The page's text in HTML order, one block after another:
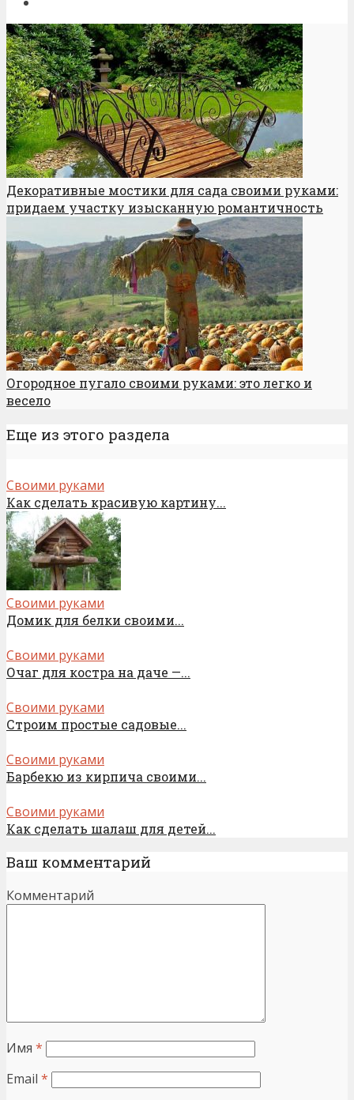
Декоративные мостики для сада своими руками:
придаем участку изысканную романтичность
Огородное пугало своими руками: это легко и
весело
Еще из этого раздела
Своими руками
Как сделать красивую картину...
Своими руками
Домик для белки своими...
Своими руками
Очаг для костра на даче —...
Своими руками
Строим простые садовые...
Своими руками
Барбекю из кирпича своими...
Своими руками
Как сделать шалаш для детей...
Ваш комментарий
Комментарий
Имя *
Email *